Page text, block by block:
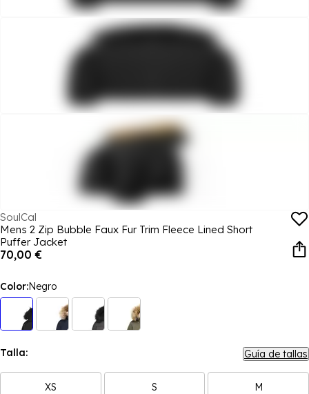
SoulCal
Mens 2 Zip Bubble Faux Fur Trim Fleece Lined Short
Puffer Jacket
70,00 €
Color:Negro
Talla: Guía de tallas
XS S M